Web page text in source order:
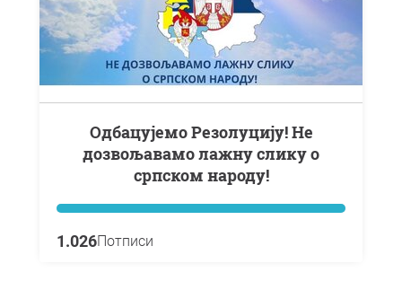
Одбацујемо Резолуцију! Не
дозвољавамо лажну слику о
српском народу!
1.026Потписи